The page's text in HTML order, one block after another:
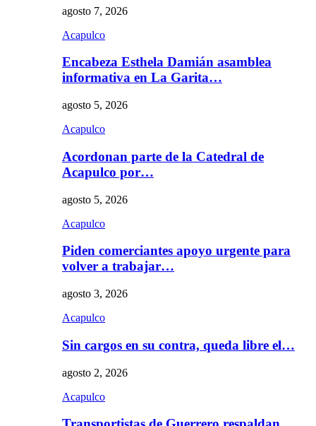
agosto 7, 2026
Acapulco
Encabeza Esthela Damián asamblea
informativa en La Garita…
agosto 5, 2026
Acapulco
Acordonan parte de la Catedral de
Acapulco por…
agosto 5, 2026
Acapulco
Piden comerciantes apoyo urgente para
volver a trabajar…
agosto 3, 2026
Acapulco
Sin cargos en su contra, queda libre el…
agosto 2, 2026
Acapulco